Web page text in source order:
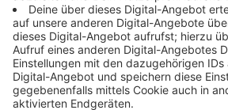
Anzeige
Weiterew Infos und Links
Anzeige